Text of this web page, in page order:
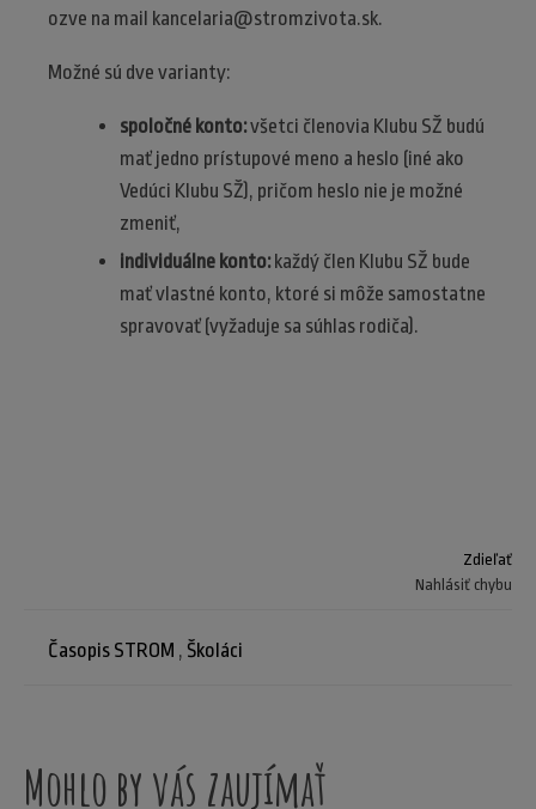
ozve na mail kancelaria@stromzivota.sk.
Možné sú dve varianty:
spoločné konto:všetci členovia Klubu SŽ budú
mať jedno prístupové meno a heslo (iné ako
Vedúci Klubu SŽ), pričom heslo nie je možné
zmeniť,
individuálne konto:každý člen Klubu SŽ bude
mať vlastné konto, ktoré si môže samostatne
spravovať (vyžaduje sa súhlas rodiča).
Zdieľať
Nahlásiť chybu
Časopis STROM , Školáci
Mohlo by vás zaujímať